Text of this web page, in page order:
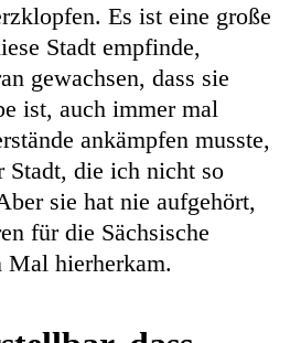
Es ist eine große
Stadt empfinde,
gewachsen, dass sie
ist, auch immer mal
ankämpfen musste,
Stadt, die ich nicht so
sie hat nie aufgehört,
für die Sächsische
Mal hierherkam.